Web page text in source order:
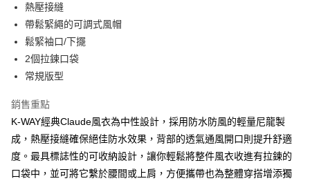
國泰世華商業銀行
臺灣中小企業銀行
匯豐（台灣）商業銀行
聯邦商業銀行
元大商業銀行
玉山商業銀行
台灣樂天信用卡公司
街口支付
悠遊付
相關說明
【關於「AFTEE先享後付」】
AFTEE先享後付是「在收到商品之後才付款」的支付方式。 讓您購物簡單
便利好安心！
１．簡單：不需註冊會員、不需綁卡、不需儲值。
２．便利：只要手機號碼，簡訊認證，即可結帳。
ATM付款
運送方式
熱壓接縫
帶鬆緊繩的可調式風帽
鬆緊袖口/下擺
2個拉鍊口袋
常規版型
銷售重點
K-WAY經典Claude風衣為中性設計，採用防水防風的輕量尼龍製
成，熱壓接縫確保絕佳防水效果，背部的透氣通風開口則提升舒適
度。最具標誌性的可收納設計，讓你輕鬆將整件風衣收進有拉鍊的
口袋中，並可將它繫於腰間或上肩，方便攜帶也為整體穿搭增添獨